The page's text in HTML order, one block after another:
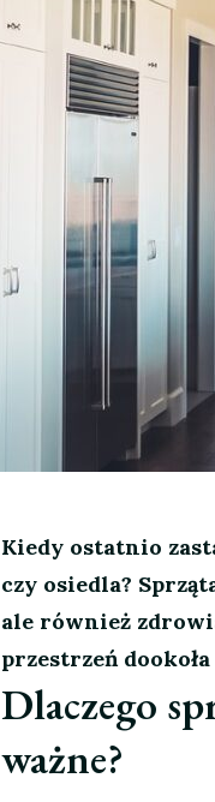
Kiedy ostatnio
czy osiedla?
ale również
przestrzeń dookoła
Dlaczego
ważne?